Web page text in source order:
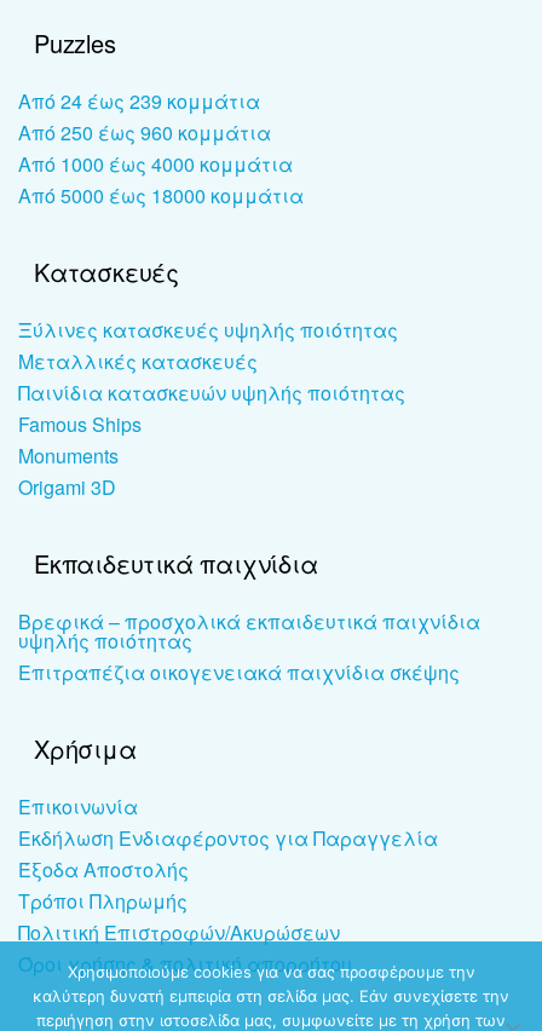
Puzzles
Από 24 έως 239 κομμάτια
Από 250 έως 960 κομμάτια
Από 1000 έως 4000 κομμάτια
Από 5000 έως 18000 κομμάτια
Κατασκευές
Ξύλινες κατασκευές υψηλής ποιότητας
Μεταλλικές κατασκευές
Παινίδια κατασκευών υψηλής ποιότητας
Famous Ships
Monuments
Origami 3D
Εκπαιδευτικά παιχνίδια
Βρεφικά – προσχολικά εκπαιδευτικά παιχνίδια
υψηλής ποιότητας
Επιτραπέζια οικογενειακά παιχνίδια σκέψης
Χρήσιμα
Επικοινωνία
Εκδήλωση Ενδιαφέροντος για Παραγγελία
Έξοδα Αποστολής
Τρόποι Πληρωμής
Πολιτική Επιστροφών/Ακυρώσεων
Όροι χρήσης & πολιτική απορρήτου
Χρησιμοποιούμε cookies για να σας προσφέρουμε την
καλύτερη δυνατή εμπειρία στη σελίδα μας. Εάν συνεχίσετε την
περιήγηση στην ιστοσελίδα μας, συμφωνείτε με τη χρήση των